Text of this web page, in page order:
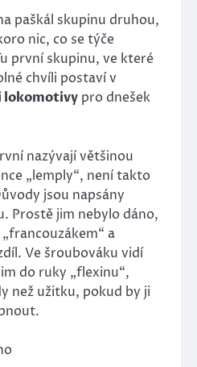
paškál skupinu druhou,
nic, co se týče
první skupinu, ve které
chvíli postaví v
pro dnešek
nazývají většinou
„lemply“, není takto
jsou napsány
Prostě jim nebylo dáno,
a
Ve šroubováku vidí
do ruky „flexinu“,
než užitku, pokud by ji